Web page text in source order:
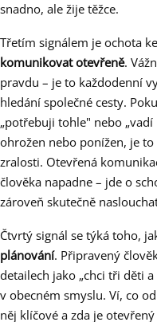
snadno, ale žije těžce.
Třetím signálem je ochota
komunikovat otevřeně.
pravdu – je to každodenní
hledání společné cesty.
„potřebuji tohle" nebo
ohrožen nebo ponížen, je
zralosti. Otevřená
člověka napadne – jde o
zároveň skutečně
Čtvrtý signál se týká toho,
plánování. Připravený
detailech jako „chci tři děti
v obecném smyslu. Ví, co
něj klíčové a zda je